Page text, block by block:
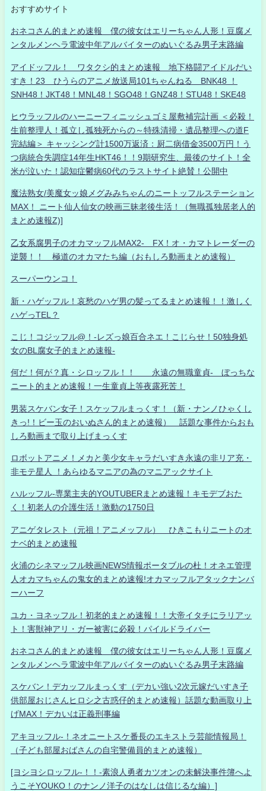
おすすめサイト
おネコさん的まとめ速報 僕の彼女はエリーちゃん人形！豆腐メ
ンタルメンヘラ電波中年アルバイターのぬいぐるみ男子末路編
アイドッフル！ ワタクシ的まとめ速報 地下格闘アイドルだい
すき！23 ひうらのアニメ放送局101ちゃんねる BNK48 ！
SNH48！JKT48！MNL48！SGO48！GNZ48！STU48！SKE48
ヒウラッフルのハーニーフィニッシュゴミ屋敷補完計画 ＜必殺！
生前整理人！孤立し孤独死からの～特殊清掃・遺品整理への道F
完結編＞ キャッシング計1500万返済：厨二病借金3500万円！う
つ病統合失調症14年生HKT46！！9期研究生、最後のサイト！全
米が泣いた！認知症鬱病60代のラストサイト絶賛！公開中
魔法熟女/美魔女ッ娘メグみみちゃんのニートッフルステーション
MAX！ ニート仙人仙女の映画三昧老後生活！（無職孤独居老人的
まとめ速報Z)]
乙女系腐男子のオカマッフルMAX2- FX！オ・カマトレーダーの
逆襲！！ 極道のオカマたち編（おもしろ動画まとめ速報）
スーパーウンコ！
新・ハゲッフル！哀愁のハゲ男の髪ってるまとめ速報！！激しく
ハゲっTEL？
こじ！コジッフル@！-レズっ娘百合ネエ！こじらせ！50独身処
女のBL腐女子的まとめ速報-
何だ！何が？真・シロッフル！！ 永遠の無職童貞- ぼっちな
ニート的まとめ速報！一生童貞上等夜露死苦！
男装スケバン女子！スケッフルまっくす！（新・ナンノひゃくし
きっ!！ビー玉のおいぬさん的まとめ速報） 話題な事件からおも
しろ動画まで取り上げまっくす
ロボットアニメ！メカと美少女キャラだいすき永遠の非リア充・
非モテ星人 ！あらゆるマニアの為のマニアックサイト
ハルッフル-専業主夫的YOUTUBERまとめ速報！キモデブおた
く！初老人の介護生活！激動の1750日
アニゲタレスト（元祖！アニメッフル） ひきこもりニートのオ
ナベ的まとめ速報
火浦のシネマッフル映画NEWS情報ポータブルの杜！オネエ管理
人オカマちゃんの鬼女的まとめ速報!オカマッフルアタックナンバ
ーハーフ
ユカ・ヨネッフル！初老的まとめ速報！！大帝イタチにラリアッ
ト！害獣神アリ・ガー被害に必殺！パイルドライバー
おネコさん的まとめ速報 僕の彼女はエリーちゃん人形！豆腐メ
ンタルメンヘラ電波中年アルバイターのぬいぐるみ男子末路編
スケバン！デカッフルまっくす（デカい強い2次元嫁だいすき子
供部屋おじさんヒロシ之古惑仔的まとめ速報）話題な動画取り上
げMAX！デカいは正義刑事編
アキヨッフル-！ネオニートスケ番長のエキストラ芸能情報局！
（子ども部屋おばさんの自宅警備員的まとめ速報）
[ヨシヨシロッフル-！！-素浪人勇者カツオンの未解決事件簿へよ
うこそYOUKO！のナンノ洋子のはなしは信じるな編）]